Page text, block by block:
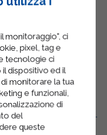
asettiche.
con il loro
monitoraggio", ci
pixel, tag e
tecnologie ci
dispositivo ed il
monitorare la tua
e funzionali,
di
del
queste